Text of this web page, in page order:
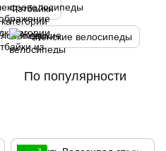
Фэтбайки
Женские велосипеды
По популярности